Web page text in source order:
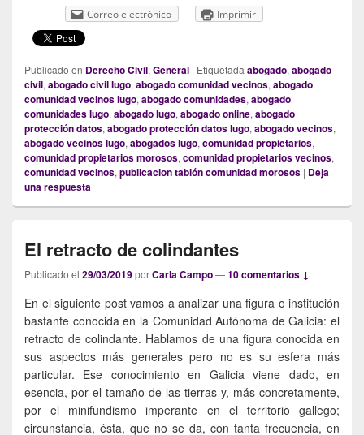
Correo electrónico Imprimir
Publicado en Derecho Civil, General | Etiquetada abogado, abogado
civil, abogado civil lugo, abogado comunidad vecinos, abogado
comunidad vecinos lugo, abogado comunidades, abogado
comunidades lugo, abogado lugo, abogado online, abogado
protección datos, abogado protección datos lugo, abogado vecinos,
abogado vecinos lugo, abogados lugo, comunidad propietarios,
comunidad propietarios morosos, comunidad propietarios vecinos,
comunidad vecinos, publicacion tablón comunidad morosos | Deja
una respuesta
El retracto de colindantes
Publicado el 29/03/2019porCarla Campo—10 comentarios ↓
En el siguiente post vamos a analizar una figura o institución
bastante conocida en la Comunidad Autónoma de Galicia: el
retracto de colindante. Hablamos de una figura conocida en
sus aspectos más generales pero no es su esfera más
particular. Ese conocimiento en Galicia viene dado, en
esencia, por el tamaño de las tierras y, más concretamente,
por el minifundismo imperante en el territorio gallego;
circunstancia, ésta, que no se da, con tanta frecuencia, en